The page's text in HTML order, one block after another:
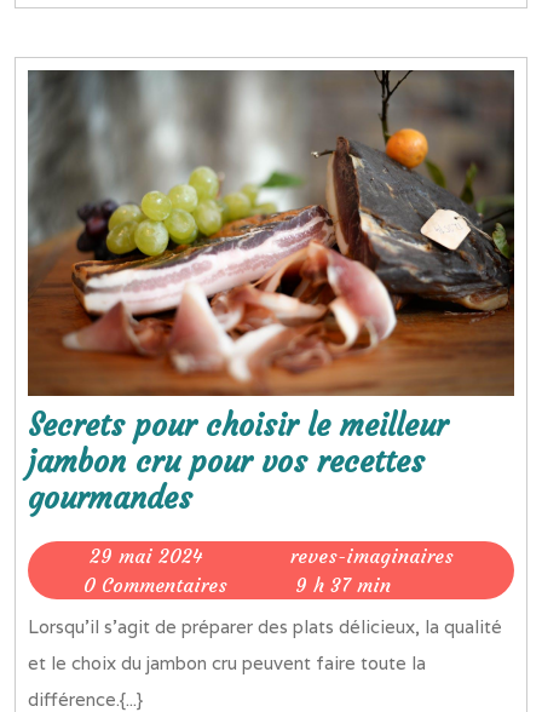
Secrets pour choisir le meilleur
jambon cru pour vos recettes
gourmandesSecrets
pour
choisir
le
meilleur
jambon
29 mai 2024
mai
reves-imaginairesreves-
0 Commentaires 9 h 37 min
Lorsqu’il s’agit de préparer des plats délicieux, la qualité
et le choix du jambon cru peuvent faire toute la
différence.{...}